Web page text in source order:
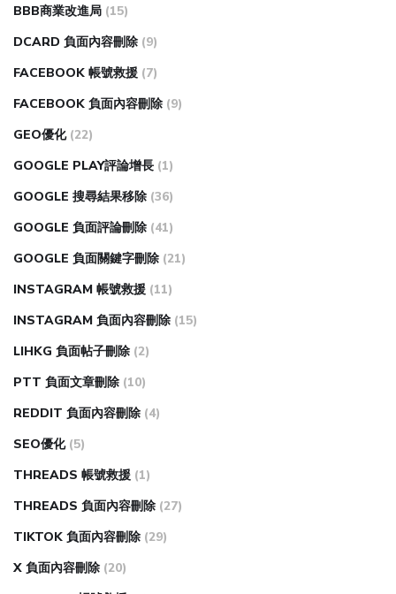
BBB商業改進局 (15)
DCARD 負面內容刪除 (9)
FACEBOOK 帳號救援 (7)
FACEBOOK 負面內容刪除 (9)
GEO優化 (22)
GOOGLE PLAY評論增長 (1)
GOOGLE 搜尋結果移除 (36)
GOOGLE 負面評論刪除 (41)
GOOGLE 負面關鍵字刪除 (21)
INSTAGRAM 帳號救援 (11)
INSTAGRAM 負面內容刪除 (15)
LIHKG 負面帖子刪除 (2)
PTT 負面文章刪除 (10)
REDDIT 負面內容刪除 (4)
SEO優化 (5)
THREADS 帳號救援 (1)
THREADS 負面內容刪除 (27)
TIKTOK 負面內容刪除 (29)
X 負面內容刪除 (20)